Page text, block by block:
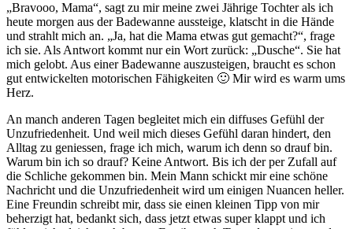
„Bravooo, Mama“, sagt zu mir meine zwei Jährige Tochter als ich
heute morgen aus der Badewanne aussteige, klatscht in die Hände
und strahlt mich an. „Ja, hat die Mama etwas gut gemacht?“, frage
ich sie. Als Antwort kommt nur ein Wort zurück: „Dusche“. Sie hat
mich gelobt. Aus einer Badewanne auszusteigen, braucht es schon
gut entwickelten motorischen Fähigkeiten 🙂 Mir wird es warm ums
Herz.
An manch anderen Tagen begleitet mich ein diffuses Gefühl der
Unzufriedenheit. Und weil mich dieses Gefühl daran hindert, den
Alltag zu geniessen, frage ich mich, warum ich denn so drauf bin.
Warum bin ich so drauf? Keine Antwort. Bis ich der per Zufall auf
die Schliche gekommen bin. Mein Mann schickt mir eine schöne
Nachricht und die Unzufriedenheit wird um einigen Nuancen heller.
Eine Freundin schreibt mir, dass sie einen kleinen Tipp von mir
beherzigt hat, bedankt sich, dass jetzt etwas super klappt und ich